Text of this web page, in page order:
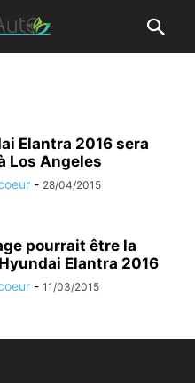
Elantra 2016 sera
Los Angeles
- 28/04/2015
pourrait être la
Elantra 2016
- 11/03/2015